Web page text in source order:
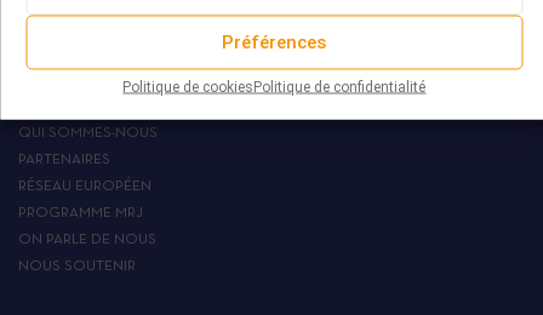
Préférences
Politique de cookiesPolitique de confidentialité
QUI SOMMES-NOUS
PARTENAIRES
RÉSEAU EUROPÉEN
PROGRAMME MRJ
ON PARLE DE NOUS
NOUS SOUTENIR